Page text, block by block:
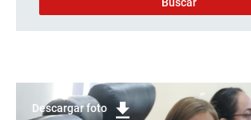
Descargar foto